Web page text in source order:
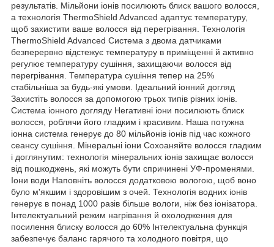
результатів. Мільйони іонів посилюють блиск вашого волосся,
а технологія ThermoShield Advanced адаптує температуру,
щоб захистити ваше волосся від перегрівання. Технологія
ThermoShield Advanced Система з двома датчиками
безперервно відстежує температуру в приміщенні й активно
регулює температуру сушіння, захищаючи волосся від
перегрівання. Температура сушіння тепер на 25%
стабільніша за будь-які умови. Ідеальний іонний догляд
Захистіть волосся за допомогою трьох типів різних іонів.
Система іонного догляду Негативні іони посилюють блиск
волосся, роблячи його гладким і красивим. Наша потужна
іонна система генерує до 80 мільйонів іонів під час кожного
сеансу сушіння. Мінеральні іони Сохоаняйте волосся гладким
і доглянутим: технологія мінеральних іонів захищає волосся
від пошкоджень, які можуть бути спричинені УФ-променями.
Іони води Наповніть волосся додатковою вологою, щоб воно
було м'якшим і здоровішим з очей. Технологія водних іонів
генерує в понад 1000 разів більше вологи, ніж без іонізатора.
Інтелектуальний режим нагрівання й охолодження для
посилення блиску волосся до 60% Інтелектуальна функція
забезпечує баланс гарячого та холодного повітря, що